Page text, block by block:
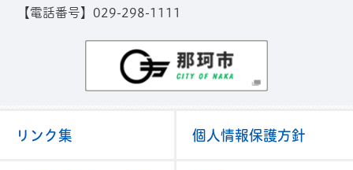
【電話番号】029-298-1111
リンク集 個人情報保護方針